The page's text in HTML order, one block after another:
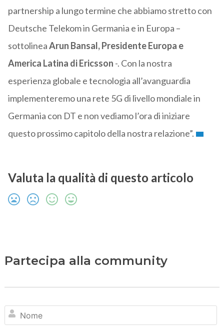
partnership a lungo termine che abbiamo stretto con
Deutsche Telekom in Germania e in Europa –
sottolineaArun Bansal, Presidente Europa e
America Latina di Ericsson -. Con la nostra
esperienza globale e tecnologia all’avanguardia
implementeremo una rete 5G di livello mondiale in
Germania con DT e non vediamo l’ora di iniziare
questo prossimo capitolo della nostra relazione”.
Valuta la qualità di questo articolo
Partecipa alla community